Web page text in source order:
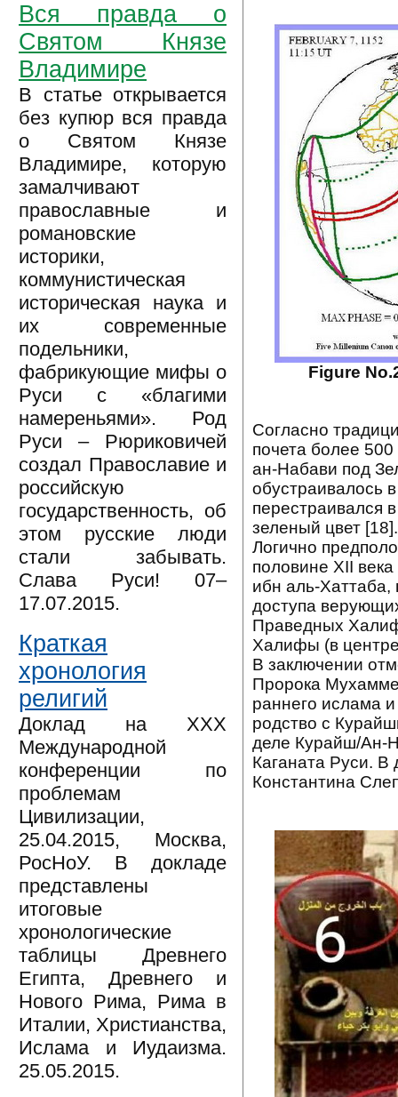
Вся правда о
Святом Князе
Владимире
В статье открывается
без купюр вся правда
о Святом Князе
Владимире, которую
замалчивают
православные и
романовские
историки,
коммунистическая
историческая наука и
их современные
подельники,
фабрикующие мифы о
Руси с «благими
намереньями». Род
Руси – Рюриковичей
создал Православие и
российскую
государственность, об
этом русские люди
стали забывать.
Слава Руси! 07–
17.07.2015.
Краткая
хронология
религий
Доклад на XXX
Международной
конференции по
проблемам
Цивилизации,
25.04.2015, Москва,
РосНоУ. В докладе
представлены
итоговые
хронологические
таблицы Древнего
Египта, Древнего и
Нового Рима, Рима в
Италии, Христианства,
Ислама и Иудаизма.
25.05.2015.
Figure
Согласно
почета более
ан-Набави под
обустраивалось
перестраивался
зеленый цвет [18].
Логично
половине XII
ибн аль-Хаттаба,
доступа
Праведных
Халифы (в
В заключении
Пророка
раннего ислама
родство с
деле Курайш/Ан-
Каганата Руси.
Константина